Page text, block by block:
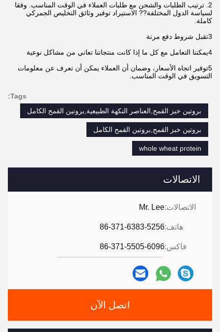
الاتصالات
الاتصالات:Mr. Lee
هاتف:86-371-6383-5256
فاكس:86-371-5505-6096
اتصل الآن
2. ترتيب الطلبات والشحن مع طلبات العملاء في الوقت المناسب. وفقا
لسياسة الدول المختلفة?? الاستيراد توفير وثائق التخليص الجمركي
كاملة.
3تقبل شروط دفع مرنة
4يمكننا التعامل مع كل ما إذا كانت منتجاتنا تعاني من مشاكل نوعية
5توفير اتجاه الأسعار، وضمان أن العملاء يمكن أن تعرف عن معلومات
التسويق في الوقت المناسب.
Tags:
بروتين خبز القمح,العناصر النكهة الطبيعية,بروتين القمح الكامل
بروتين خبز القمح,بروتين القمح الكامل
whole wheat protein